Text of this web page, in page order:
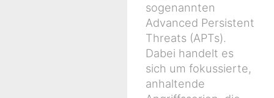
sogenannten
Advanced Persistent
Threats (APTs).
Dabei handelt es
sich um fokussierte,
anhaltende